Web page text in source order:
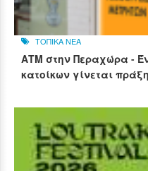
ΤΟΠΙΚΑ ΝΕΑ
ΑΤΜ στην Περαχώρα -
κατοίκων γίνεται